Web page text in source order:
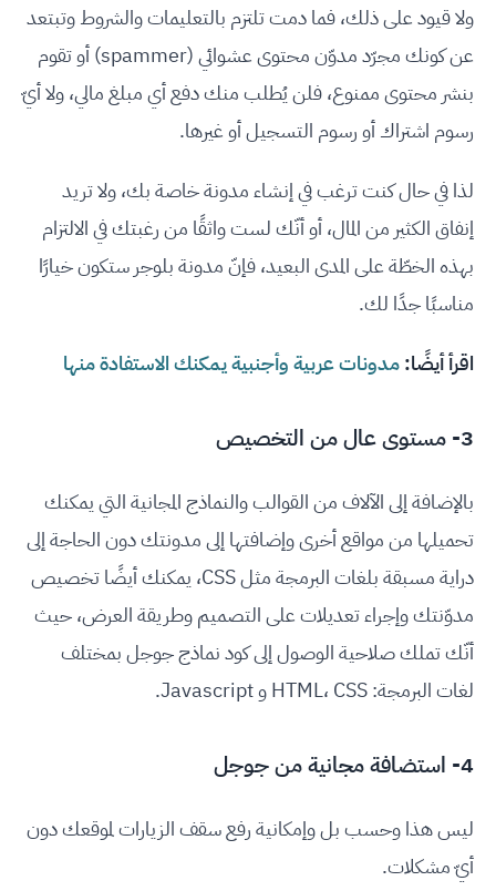
ولا قيود على ذلك، فما دمت تلتزم بالتعليمات والشروط وتبتعد
عن كونك مجرّد مدوّن محتوى عشوائي (spammer) أو تقوم
بنشر محتوى ممنوع، فلن يُطلب منك دفع أي مبلغ مالي، ولا أيّ
رسوم اشتراك أو رسوم التسجيل أو غيرها.
لذا في حال كنت ترغب في إنشاء مدونة خاصة بك، ولا تريد
إنفاق الكثير من المال، أو أنّك لست واثقًا من رغبتك في الالتزام
بهذه الخطّة على المدى البعيد، فإنّ مدونة بلوجر ستكون خيارًا
مناسبًا جدًا لك.
اقرأ أيضًا:مدونات عربية وأجنبية يمكنك الاستفادة منها
3- مستوى عال من التخصيص
بالإضافة إلى الآلاف من القوالب والنماذج المجانية التي يمكنك
تحميلها من مواقع أخرى وإضافتها إلى مدونتك دون الحاجة إلى
دراية مسبقة بلغات البرمجة مثل CSS، يمكنك أيضًا تخصيص
مدوّنتك وإجراء تعديلات على التصميم وطريقة العرض، حيث
أنّك تملك صلاحية الوصول إلى كود نماذج جوجل بمختلف
لغات البرمجة: HTML، CSS و Javascript.
4- استضافة مجانية من جوجل
ليس هذا وحسب بل وإمكانية رفع سقف الزيارات لموقعك دون
أيّ مشكلات.